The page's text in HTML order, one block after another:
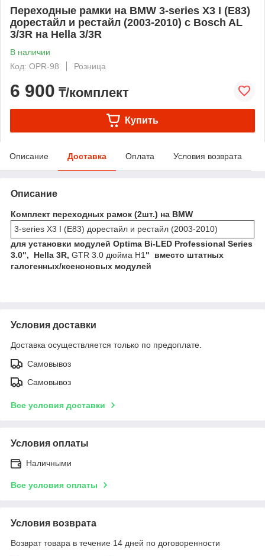
Переходные рамки на BMW 3-series Х3 I (Е83)
дорестайл и рестайл (2003-2010) с Bosch AL
3/3R на Hella 3/3R
В наличии
Код: OPR-98
Розница
6 900 ₸/комплект
Купить
Описание Доставка Оплата Условия возврата
Описание
Комплект переходных рамок (2шт.) на BMW
3-series Х3 I (Е83) дорестайл и рестайл (2003-2010)
для установки модулей Optima Bi-LED Professional Series
3.0", Hella 3R, GTR 3.0 дюйма H1 " вместо штатных
галогенных/ксеноновых модулей
Условия доставки
Доставка осуществляется только по предоплате.
Самовывоз
Самовывоз
Все условия доставки
Условия оплаты
Наличными
Все условия оплаты
Условия возврата
Возврат товара в течение 14 дней по договоренности